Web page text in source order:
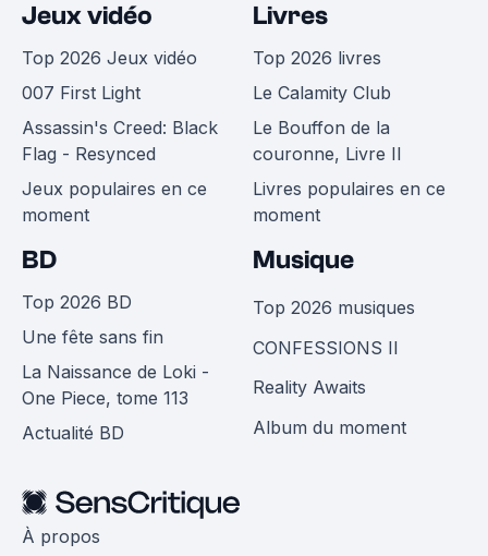
Jeux vidéo
Top 2026 Jeux vidéo
007 First Light
Assassin's Creed: Black
Flag - Resynced
Jeux populaires en ce
moment
Livres
Top 2026 livres
Le Calamity Club
Le Bouffon de la
couronne, Livre II
Livres populaires en ce
moment
BD
Top 2026 BD
Une fête sans fin
La Naissance de Loki -
One Piece, tome 113
Actualité BD
Musique
Top 2026 musiques
CONFESSIONS II
Reality Awaits
Album du moment
À propos